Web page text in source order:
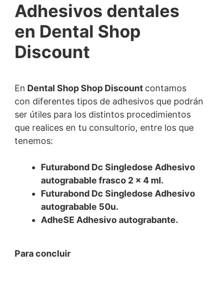
Adhesivos dentales
en Dental Shop
Discount
En Dental Shop Shop Discount contamos
con diferentes tipos de adhesivos que podrán
ser útiles para los distintos procedimientos
que realices en tu consultorio, entre los que
tenemos:
Futurabond Dc Singledose Adhesivo
autograbable frasco 2 × 4 ml.
Futurabond Dc Singledose Adhesivo
autograbable 50u.
AdheSE Adhesivo autograbante.
Para concluir